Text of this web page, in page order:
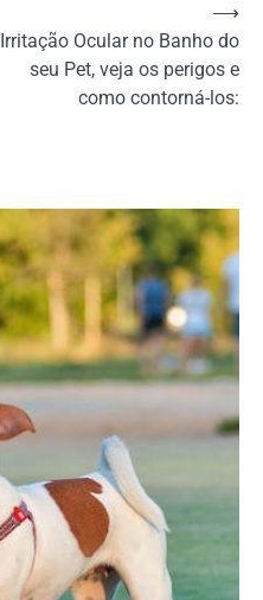
Irritação Ocular no Banho do
seu Pet, veja os perigos e
como contorná-los:
⟶